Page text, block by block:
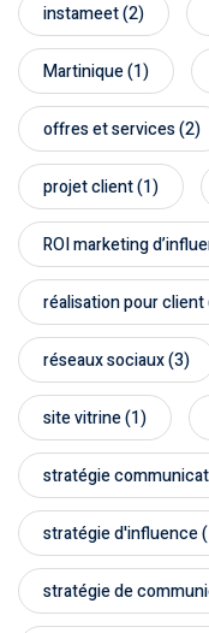
instameet(2)
Martinique(1)
offres et services(2)
projet client(1)
ROI marketing
réalisation pour client
réseaux sociaux(3)
site vitrine(1)
stratégie
stratégie d'influence
stratégie de